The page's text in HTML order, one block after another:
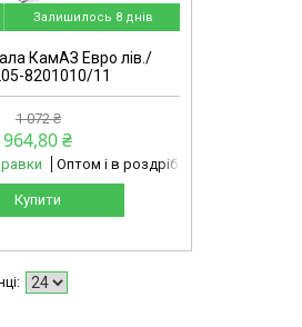
Залишилось 8 днів
КамАЗ Евро лiв./
8201010/11
1 072 ₴
964,80 ₴
Оптом і в роздріб
Купити